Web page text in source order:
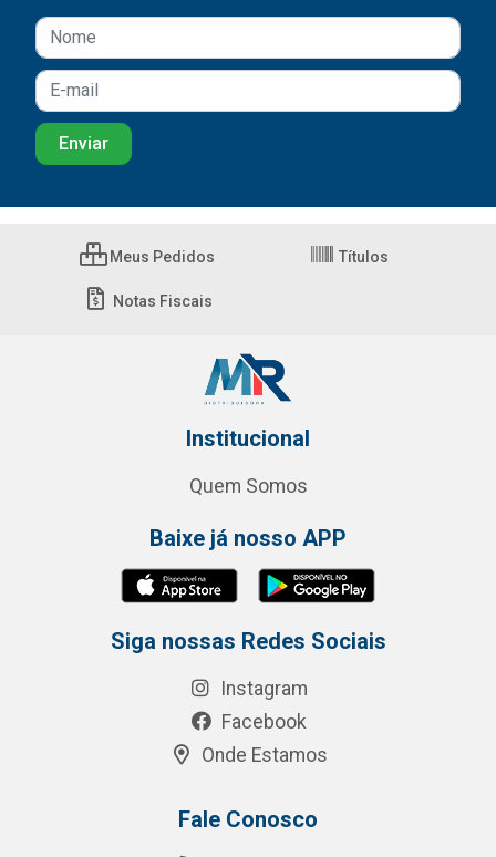
Meus Pedidos Títulos
Notas Fiscais
Institucional
Quem Somos
Baixe já nosso APP
Siga nossas Redes Sociais
Instagram
Facebook
Onde Estamos
Fale Conosco